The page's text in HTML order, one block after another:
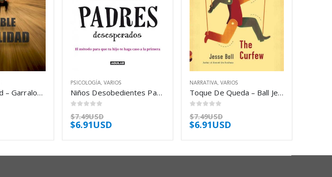
Doble Realidad – Garralon Elena
PSICOLOGÍA VARIOS
Niños Desobedientes Padres Desesperados – Ramos Paul Rocio
$7.49USD
$6.91USD
NARRATIVA VARIOS
Toque De Queda – Ball Jesse
$7.49USD
$6.91USD